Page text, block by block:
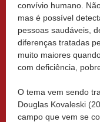
convívio humano.
mas é possível
pessoas saudáveis,
diferenças tratadas
muito maiores
com deficiência,
O tema vem sendo
Douglas Kovaleski
campo que vem se